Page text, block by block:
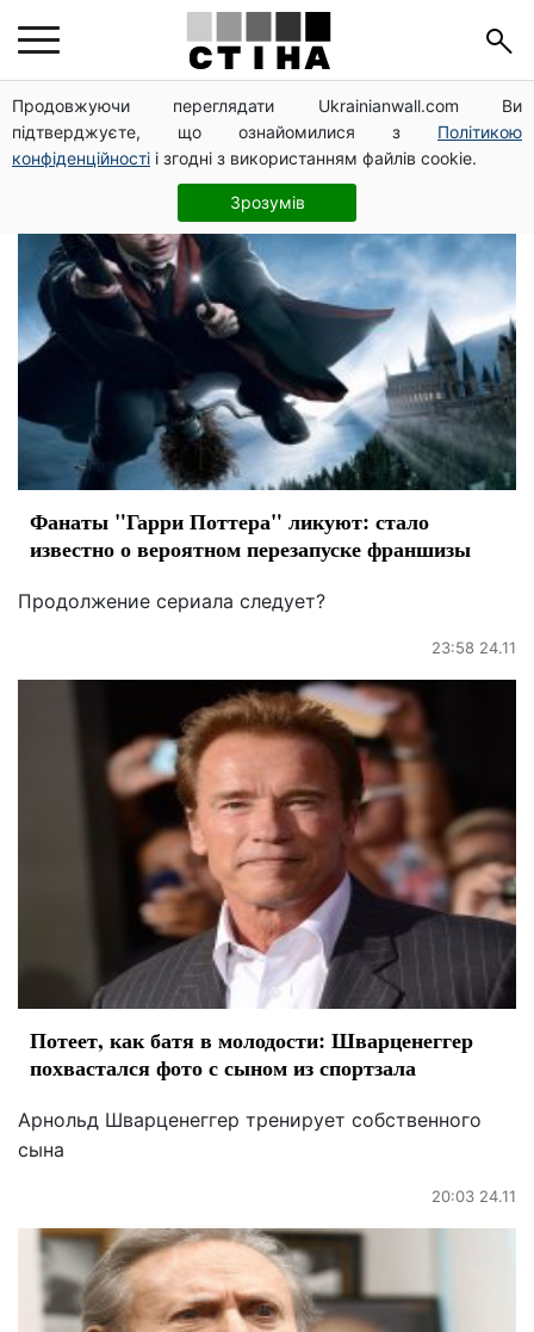
Продовжуючи переглядати Ukrainianwall.com Ви
підтверджуєте, що ознайомилися з Політикою
конфіденційності і згодні з використанням файлів cookie.
Зрозумів
актеры
Фанаты "Гарри Поттера" ликуют: стало
известно о вероятном перезапуске франшизы
Продолжение сериала следует?
23:58 24.11
Потеет, как батя в молодости: Шварценеггер
похвастался фото с сыном из спортзала
Арнольд Шварценеггер тренирует собственного
сына
20:03 24.11